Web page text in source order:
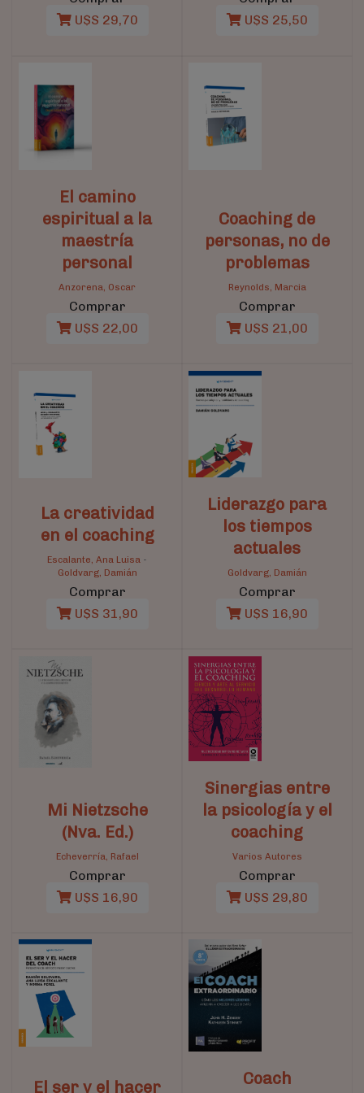
U$S 29,70
U$S 25,50
El camino
espiritual a la
maestría
personal
Anzorena, Oscar
Comprar
U$S 22,00
Coaching de
personas, no de
problemas
Reynolds, Marcia
Comprar
U$S 21,00
La creatividad
en el coaching
Escalante, Ana Luisa -
Goldvarg, Damián
Comprar
U$S 31,90
Liderazgo para
los tiempos
actuales
Goldvarg, Damián
Comprar
U$S 16,90
Mi Nietzsche
(Nva. Ed.)
Echeverría, Rafael
Comprar
U$S 16,90
Sinergias entre
la psicología y el
coaching
Varios Autores
Comprar
U$S 29,80
El ser y el hacer
Coach